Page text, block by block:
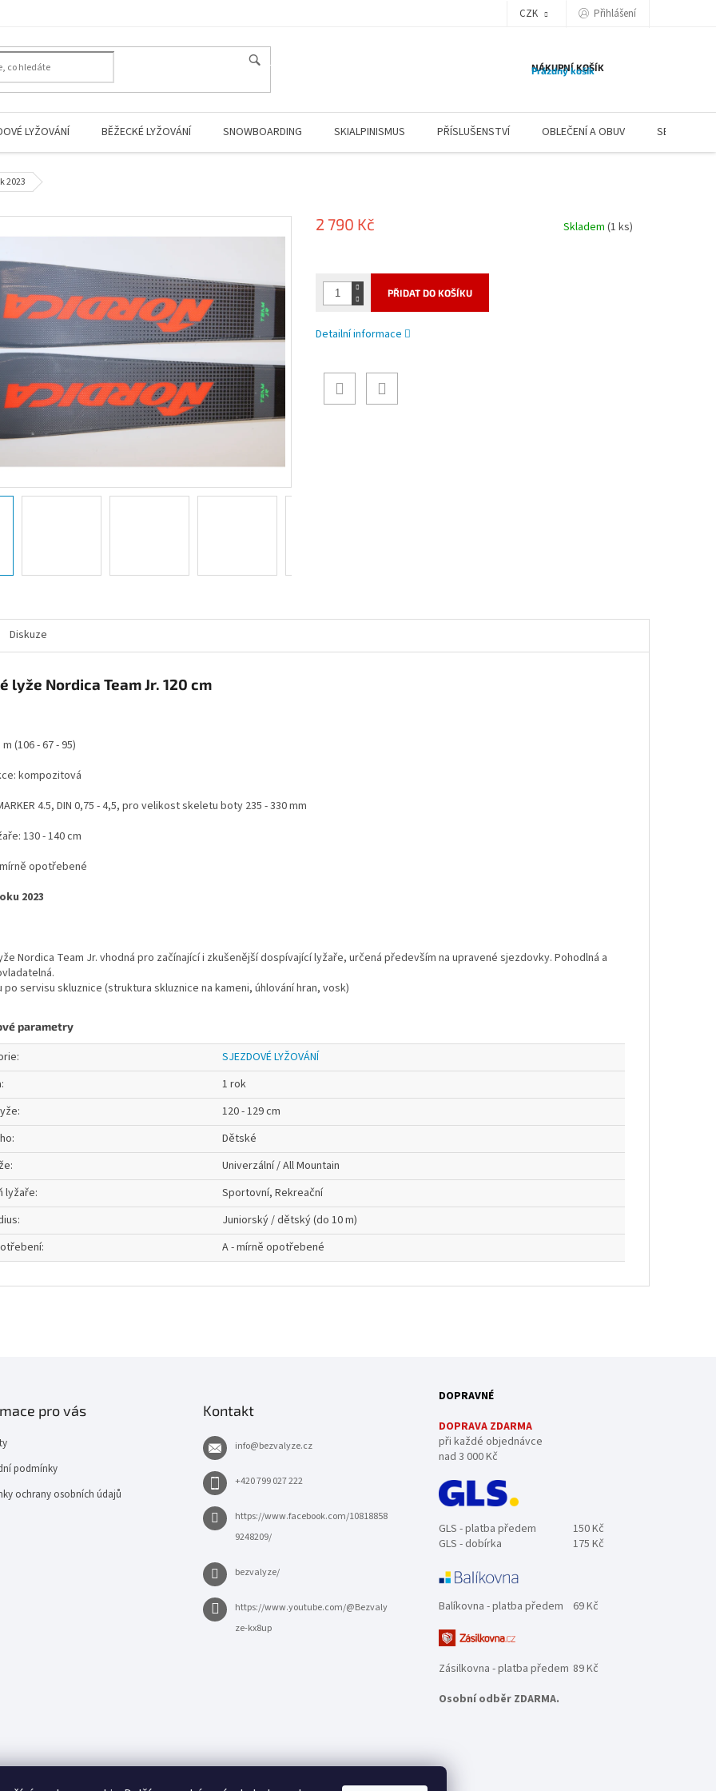
CZK Přihlášení
NÁKUPNÍ KOŠÍK
Prázdný košík
LYŽOVÁNÍ BĚŽECKÉ LYŽOVÁNÍ SNOWBOARDING SKIALPINISMUS PŘÍSLUŠENSTVÍ OBLEČENÍ A OBUV SERVIS
2023
2 790 Kč Skladem (1 ks)
PŘIDAT DO KOŠÍKU
Detailní informace
Diskuze
lyže Nordica Team Jr. 120 cm
(106 - 67 - 95)
kompozitová
4.5, DIN 0,75 - 4,5, pro velikost skeletu boty 235 - 330 mm
130 - 140 cm
opotřebené
2023
Nordica Team Jr. vhodná pro začínající i zkušenější dospívající lyžaře, určená především na upravené sjezdovky. Pohodlná a
po servisu skluznice (struktura skluznice na kameni, úhlování hran, vosk)
parametry
:
SJEZDOVÉ LYŽOVÁNÍ
:
1 rok
:
120 - 129 cm
:
Dětské
:
Univerzální / All Mountain
lyžaře:
Sportovní, Rekreační
:
Juniorský / dětský (do 10 m)
: A - mírně opotřebené
pro vás
podmínky
ochrany osobních údajů
Kontakt
info@bezvalyze.cz
+420 799 027 222
https://www.facebook.com/10818858
9248209/
bezvalyze/
https://www.youtube.com/@Bezvaly
ze-kx8up
DOPRAVNÉ
DOPRAVA ZDARMA
při každé objednávce
nad 3 000 Kč
GLS - platba předem
150 Kč
GLS - dobírka
175 Kč
Balíkovna - platba předem 69 Kč
Zásilkovna - platba předem 89 Kč
Osobní odběr ZDARMA.